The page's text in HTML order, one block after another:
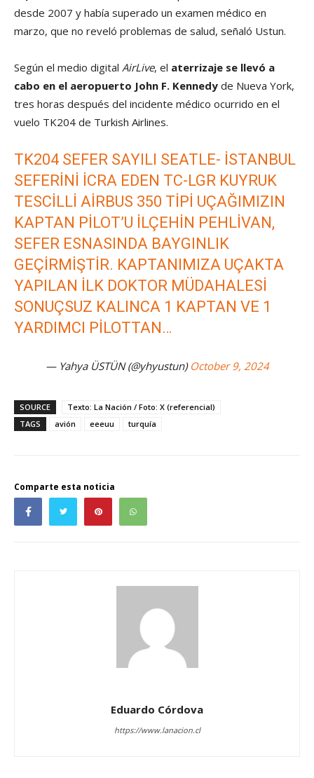
desde 2007 y había superado un examen médico en
marzo, que no reveló problemas de salud, señaló Ustun.
Según el medio digital AirLive, el aterrizaje se llevó a
cabo en el aeropuerto John F. Kennedy de Nueva York,
tres horas después del incidente médico ocurrido en el
vuelo TK204 de Turkish Airlines.
TK204 SEFER SAYILI SEATLE- İSTANBUL
SEFERINI ICRA EDEN TC-LGR KUYRUK
TESCILLI AIRBUS 350 TIPI UÇAĞIMIZIN
KAPTAN PILOT’U İLÇEHIN PEHLİVAN,
SEFER ESNASINDA BAYGINLIK
GEÇIRMIŞTIR. KAPTANIMIZA UÇAKTA
YAPILAN ILK DOKTOR MÜDAHALESI
SONUÇSUZ KALINCA 1 KAPTAN VE 1
YARDIMCI PILOTTAN…
— Yahya ÜSTÜN (@yhyustun) October 9, 2024
SOURCE
Texto: La Nación / Foto: X (referencial)
TAGS
avión eeeuu turquía
Comparte esta noticia
Eduardo Córdova
https://www.lanacion.cl